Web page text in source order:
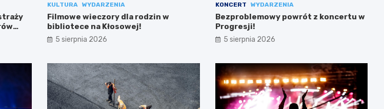
KULTURA WYDARZENIA
Filmowe wieczory dla rodzin w
bibliotece na Kłosowej!
5 sierpnia 2026
KONCERT WYDARZENIA
Bezproblemowy powrót z koncertu w
Progresji!
5 sierpnia 2026